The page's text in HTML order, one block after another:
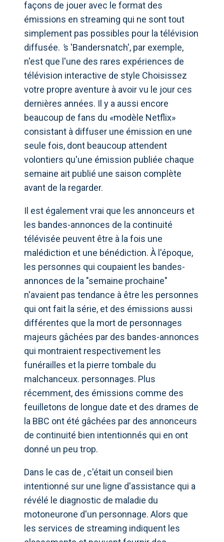
façons de jouer avec le format des
émissions en streaming qui ne sont tout
simplement pas possibles pour la télévision
diffusée. s 'Bandersnatch', par exemple,
n'est que l'une des rares expériences de
télévision interactive de style Choisissez
votre propre aventure à avoir vu le jour ces
dernières années. Il y a aussi encore
beaucoup de fans du «modèle Netflix»
consistant à diffuser une émission en une
seule fois, dont beaucoup attendent
volontiers qu'une émission publiée chaque
semaine ait publié une saison complète
avant de la regarder.
Il est également vrai que les annonceurs et
les bandes-annonces de la continuité
télévisée peuvent être à la fois une
malédiction et une bénédiction. À l'époque,
les personnes qui coupaient les bandes-
annonces de la "semaine prochaine"
n'avaient pas tendance à être les personnes
qui ont fait la série, et des émissions aussi
différentes que la mort de personnages
majeurs gâchées par des bandes-annonces
qui montraient respectivement les
funérailles et la pierre tombale du
malchanceux. personnages. Plus
récemment, des émissions comme des
feuilletons de longue date et des drames de
la BBC ont été gâchées par des annonceurs
de continuité bien intentionnés qui en ont
donné un peu trop.
Dans le cas de , c'était un conseil bien
intentionné sur une ligne d'assistance qui a
révélé le diagnostic de maladie du
motoneurone d'un personnage. Alors que
les services de streaming indiquent les